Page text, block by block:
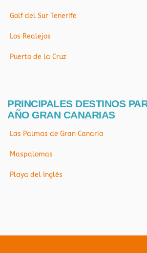
Golf del Sur Tenerife
Los Realejos
Puerto de la Cruz
PRINCIPALES DESTINOS
AÑO GRAN CANARIAS
Las Palmas de Gran Canaria
Maspalomas
Playa del Inglés